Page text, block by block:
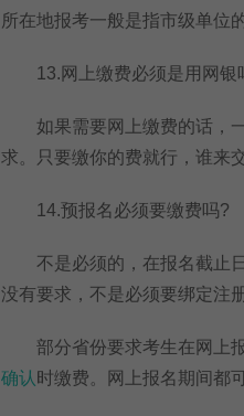
所在地报考一般是指市级单位
13.网上缴费必须是用网银
如果需要网上缴费的话，一
求。只要缴你的费就行，谁来
14.预报名必须要缴费吗?
不是必须的，在报名截止日
没有要求，不是必须要绑定注
部分省份要求考生在网上报
确认 时缴费。网上报名期间都